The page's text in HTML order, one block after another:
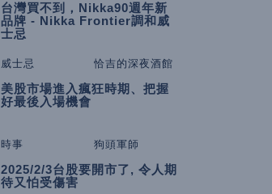
台灣買不到，Nikka90週年新
品牌 - Nikka Frontier調和威
士忌
威士忌 恰吉的深夜酒館
美股市場進入瘋狂時期、把握
好最後入場機會
時事 狗頭軍師
2025/2/3台股要開市了, 令人期
待又怕受傷害